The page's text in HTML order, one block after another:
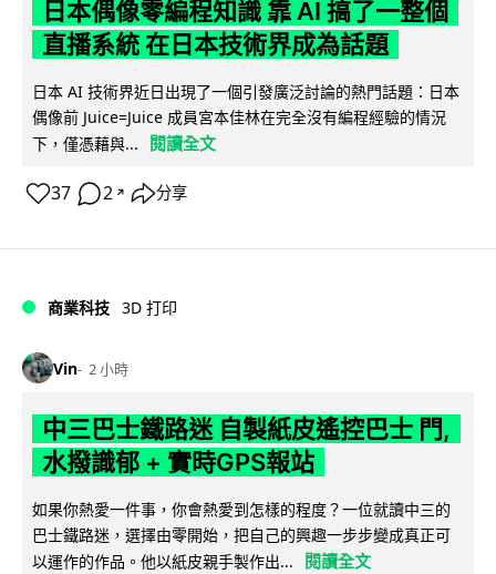
日本偶像零編程知識 靠 AI 搞了一整個
直播系統 在日本技術界成為話題
日本 AI 技術界近日出現了一個引發廣泛討論的熱門話題：日本
偶像前 Juice=Juice 成員宮本佳林在完全沒有編程經驗的情況
下，僅憑藉與...
閱讀全文
37 2 ↗ 分享
商業科技 3D 打印
Vin 2 小時
中三巴士鐵路迷 自製紙皮遙控巴士 門,
水撥識郁 + 實時GPS報站
如果你熱愛一件事，你會熱愛到怎樣的程度？一位就讀中三的
巴士鐵路迷，選擇由零開始，把自己的興趣一步步變成真正可
以運作的作品。他以紙皮親手製作出...
閱讀全文